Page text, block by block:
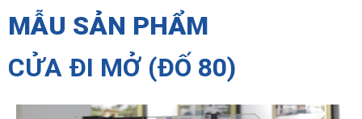
MẪU SẢN PHẨM
CỬA ĐI MỞ (ĐỐ 80)